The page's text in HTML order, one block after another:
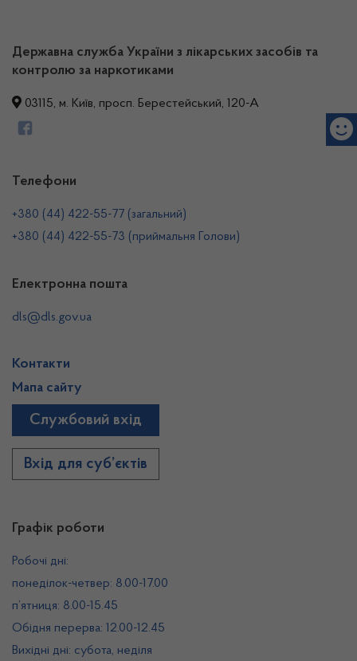
Державна служба України з лікарських засобів та
контролю за наркотиками
03115, м. Київ, просп. Берестейський, 120-А
Графік роботи
Робочі дні:
понеділок-четвер: 8.00-17.00
п’ятниця: 8.00-15.45
Обідня перерва: 12.00-12.45
Вихідні дні: субота, неділя
Телефони
+380 (44) 422-55-77 (загальний)
+380 (44) 422-55-73 (приймальня Голови)
Електронна пошта
dls@dls.gov.ua
Контакти
Мапа сайту
Службовий вхід
Вхід для суб’єктів